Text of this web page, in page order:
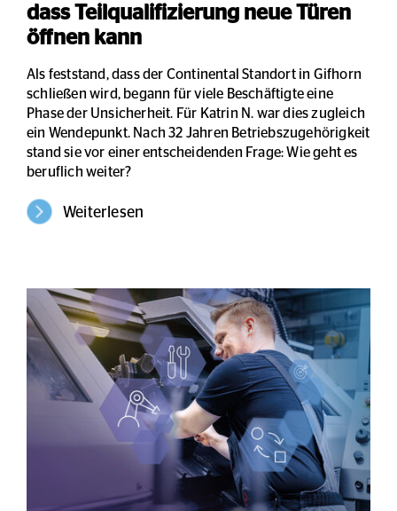
dass Teilqualifizierung neue Türen
öffnen kann
Als feststand, dass der Continental Standort in Gifhorn
schließen wird, begann für viele Beschäftigte eine
Phase der Unsicherheit. Für Katrin N. war dies zugleich
ein Wendepunkt. Nach 32 Jahren Betriebszugehörigkeit
stand sie vor einer entscheidenden Frage: Wie geht es
beruflich weiter?
Weiterlesen